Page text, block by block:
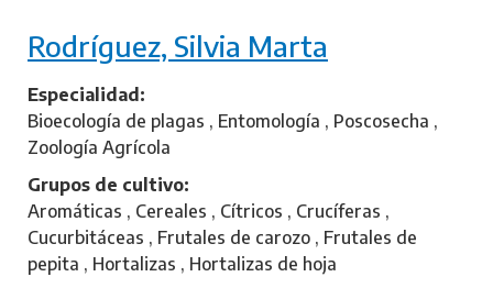
o
e
n
r
e
C
o
l
a
v
i
n
Rodríguez, Silvia Marta
Especialidad
Bioecología de plagas , Entomología , Poscosecha ,
Zoología Agrícola
Grupos de cultivo
Aromáticas , Cereales , Cítricos , Crucíferas ,
Cucurbitáceas , Frutales de carozo , Frutales de
pepita , Hortalizas , Hortalizas de hoja